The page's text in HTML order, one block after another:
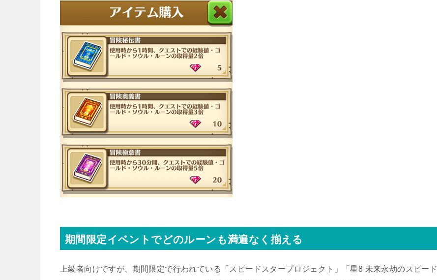
期間限定イベントでどのルーンも満遍なく揃える
上級者向けですが、期間限定で行われている「スピードスタープロジェクト」「星8 未来永劫のスピード